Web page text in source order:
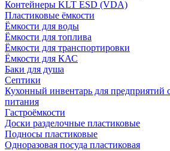
Контейнеры KLT ESD (VDA)
Пластиковые ёмкости
Ёмкости для воды
Ёмкости для топлива
Ёмкости для транспортировки
Ёмкости для КАС
Баки для душа
Септики
Кухонный инвентарь для предприятий
питания
Гастроёмкости
Доски разделочные пластиковые
Подносы пластиковые
Одноразовая посуда пластиковая